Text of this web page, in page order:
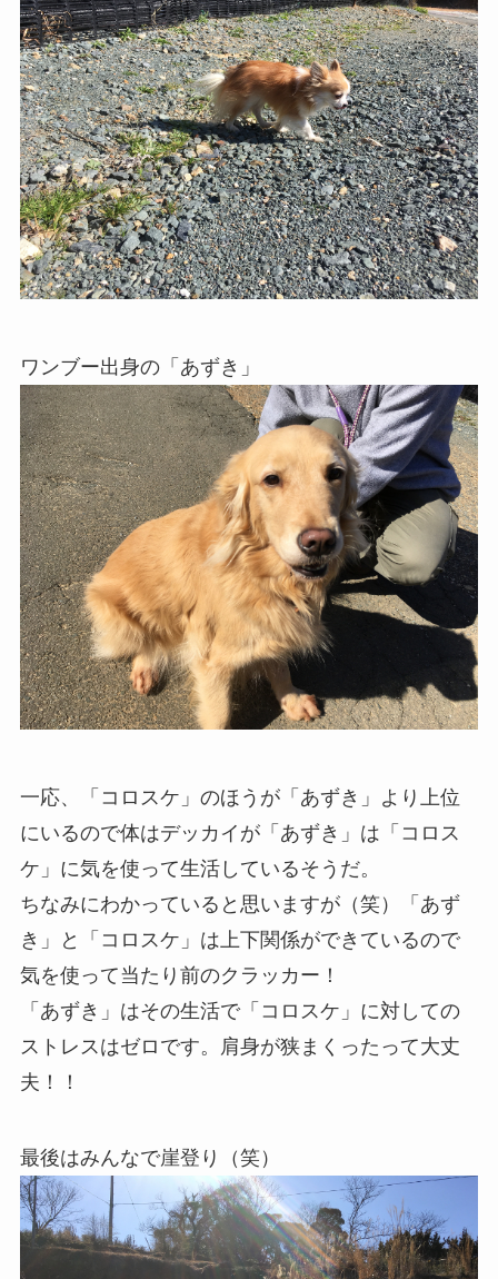
ワンブー出身の「あずき」
一応、「コロスケ」のほうが「あずき」より上位
にいるので体はデッカイが「あずき」は「コロス
ケ」に気を使って生活しているそうだ。
ちなみにわかっていると思いますが（笑）「あず
き」と「コロスケ」は上下関係ができているので
気を使って当たり前のクラッカー！
「あずき」はその生活で「コロスケ」に対しての
ストレスはゼロです。肩身が狭まくったって大丈
夫！！
最後はみんなで崖登り（笑）